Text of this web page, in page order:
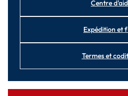
Centre
Expédition et
Termes et